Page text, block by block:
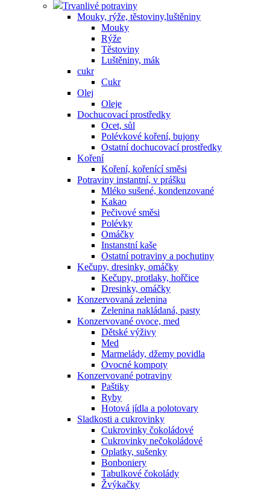
Trvanlivé potraviny
Mouky, rýže, těstoviny,luštěniny
Mouky
Rýže
Těstoviny
Luštěniny, mák
cukr
Cukr
Olej
Oleje
Dochucovací prostředky
Ocet, sůl
Polévkové koření, bujony
Ostatní dochucovací prostředky
Koření
Koření, kořenící směsi
Potraviny instantní, v prášku
Mléko sušené, kondenzované
Kakao
Pečivové směsi
Polévky
Omáčky
Instanstní kaše
Ostatní potraviny a pochutiny
Kečupy, dresinky, omáčky
Kečupy, protlaky, hořčice
Dresinky, omáčky
Konzervovaná zelenina
Zelenina nakládaná, pasty
Konzervované ovoce, med
Dětské výživy
Med
Marmelády, džemy povidla
Ovocné kompoty
Konzervované potraviny
Paštiky
Ryby
Hotová jídla a polotovary
Sladkosti a cukrovinky
Cukrovinky čokoládové
Cukrovinky nečokoládové
Oplatky, sušenky
Bonboniery
Tabulkové čokolády
Žvýkačky